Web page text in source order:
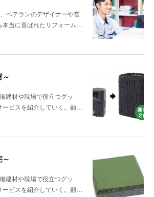
ベテランのデザイナーや営
本当に喜ばれたリフォーム…
建材や現場で役立つグッ
ービスを紹介していく。顧…
建材や現場で役立つグッ
ービスを紹介していく。顧…